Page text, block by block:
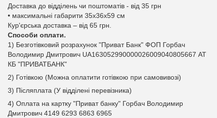
Доставка до відділень чи поштоматів - від 35 грн
• максимальні габарити 35x36x59 см
Кур'єрська доставка – від 65 грн.
Способи оплати.
1) Безготівковий розрахунок "Приват Банк" ФОП Горбач
Володимир Дмитрович UA163052990000026009040805667 АТ
КБ "ПРИВАТБАНК"
2) Готівкою (Можна оплатити готівкою при самовивозі)
3) Післяплата (У відділені перевізника)
4) Оплата на картку "Приват банку" Горбач Володимир
Дмитрович 4149 6293 6863 6965